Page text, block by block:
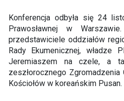
Konferencja odbyła się 24
Prawosławnej w
przedstawiciele oddziałów
Rady Ekumenicznej, władze
Jeremiaszem na czele, a
zeszłorocznego
Kościołów w koreańskim Pusan.